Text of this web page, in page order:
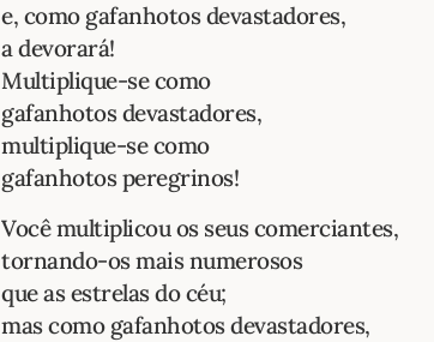
e, como gafanhotos devastadores,
a devorará!
Multiplique-se como
gafanhotos devastadores,
multiplique-se como
gafanhotos peregrinos!
Você multiplicou os seus comerciantes,
tornando-os mais numerosos
que as estrelas do céu;
mas como gafanhotos devastadores,